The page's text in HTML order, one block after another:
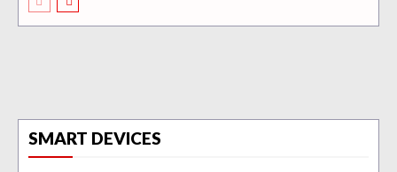
SMART DEVICES